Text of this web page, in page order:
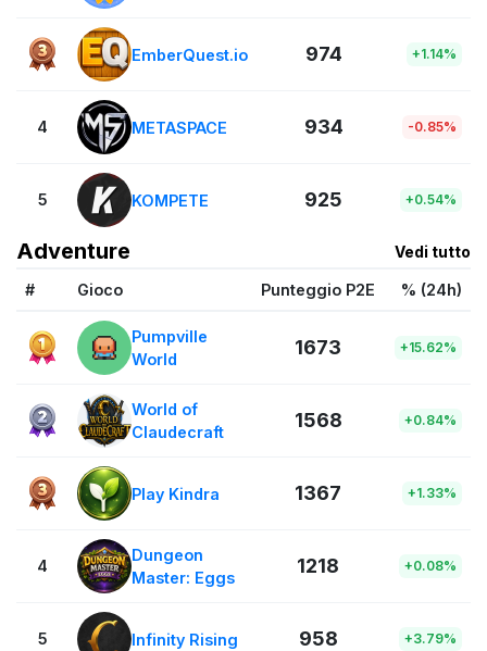
EmberQuest.io 974 +1.14%
4 METASPACE 934 -0.85%
5 KOMPETE 925 +0.54%
Adventure Vedi tutto
# Gioco Punteggio P2E % (24h)
Pumpville
World
1673 +15.62%
World of
Claudecraft
1568 +0.84%
Play Kindra 1367 +1.33%
4
Dungeon
Master: Eggs
1218 +0.08%
5 Infinity Rising 958 +3.79%